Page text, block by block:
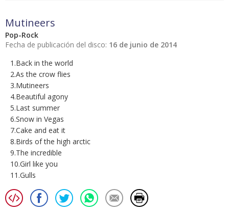
Mutineers
Pop-Rock
Fecha de publicación del disco: 16 de junio de 2014
1.Back in the world
2.As the crow flies
3.Mutineers
4.Beautiful agony
5.Last summer
6.Snow in Vegas
7.Cake and eat it
8.Birds of the high arctic
9.The incredible
10.Girl like you
11.Gulls